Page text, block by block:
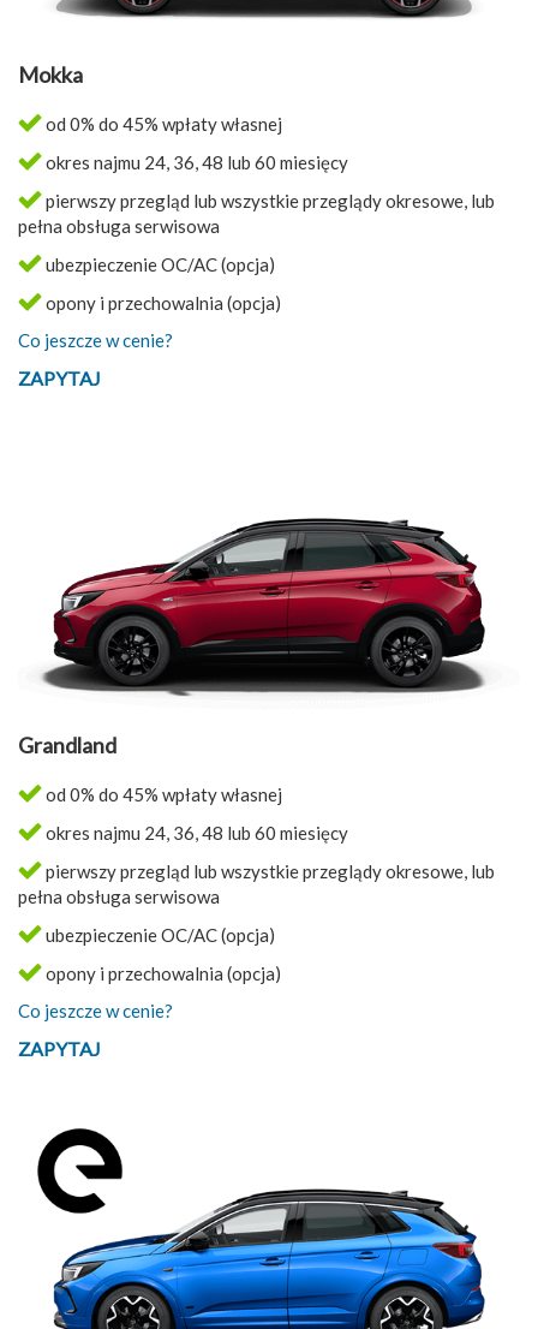
Mokka
od 0% do 45% wpłaty własnej
okres najmu 24, 36, 48 lub 60 miesięcy
pierwszy przegląd lub wszystkie przeglądy okresowe, lub
pełna obsługa serwisowa
ubezpieczenie OC/AC (opcja)
opony i przechowalnia (opcja)
Co jeszcze w cenie?
ZAPYTAJ
Grandland
od 0% do 45% wpłaty własnej
okres najmu 24, 36, 48 lub 60 miesięcy
pierwszy przegląd lub wszystkie przeglądy okresowe, lub
pełna obsługa serwisowa
ubezpieczenie OC/AC (opcja)
opony i przechowalnia (opcja)
Co jeszcze w cenie?
ZAPYTAJ